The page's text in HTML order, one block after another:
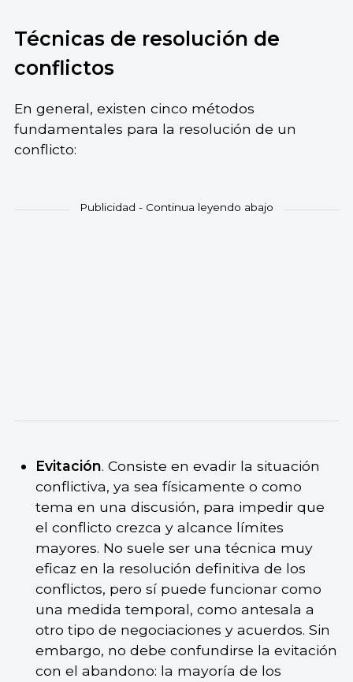
Técnicas de resolución de
conflictos
En general, existen cinco métodos
fundamentales para la resolución de un
conflicto:
Evitación. Consiste en evadir la situación
conflictiva, ya sea físicamente o como
tema en una discusión, para impedir que
el conflicto crezca y alcance límites
mayores. No suele ser una técnica muy
eficaz en la resolución definitiva de los
conflictos, pero sí puede funcionar como
una medida temporal, como antesala a
otro tipo de negociaciones y acuerdos. Sin
embargo, no debe confundirse la evitación
con el abandono: la mayoría de los